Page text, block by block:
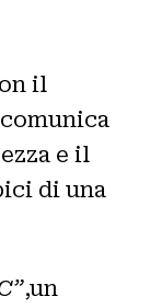
il
e il
di una
,un